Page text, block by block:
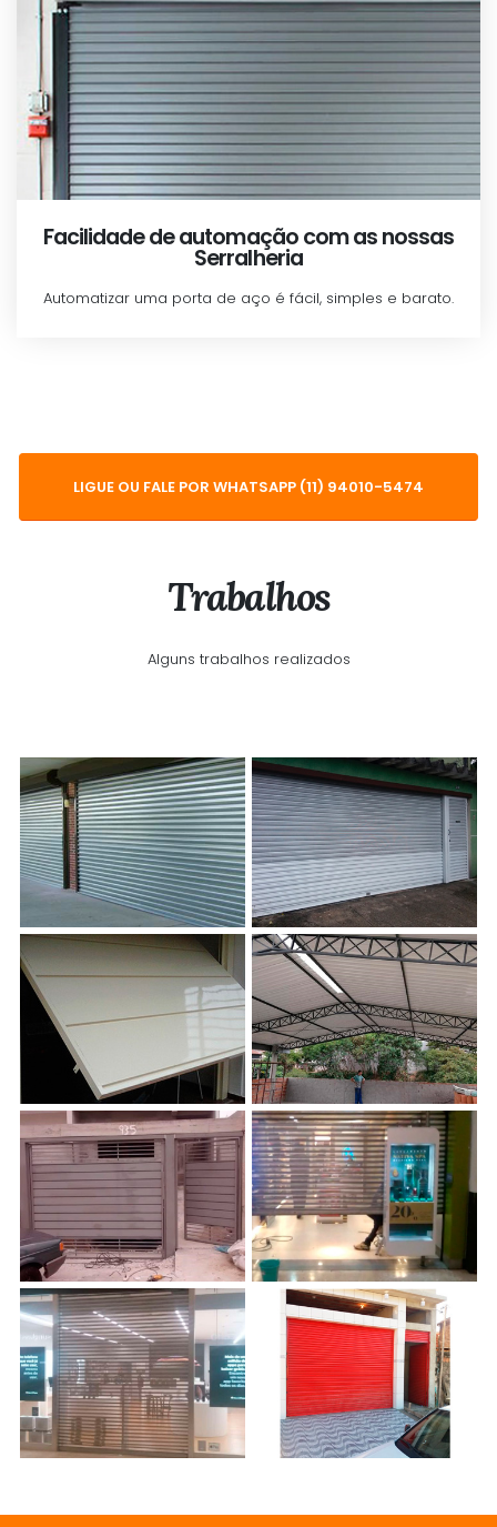
Facilidade de automação com as nossas
Serralheria
Automatizar uma porta de aço é fácil, simples e barato.
LIGUE OU FALE POR WHATSAPP (11) 94010-5474
Trabalhos
Alguns trabalhos realizados